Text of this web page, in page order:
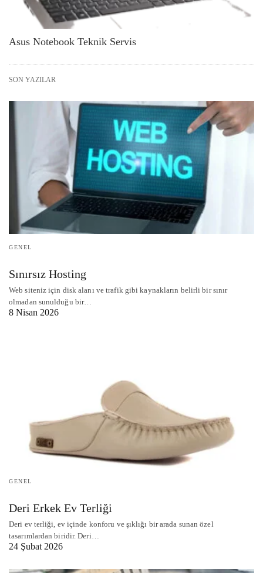
Asus Notebook Teknik Servis
SON YAZILAR
GENEL
Sınırsız Hosting
Web siteniz için disk alanı ve trafik gibi kaynakların belirli bir sınır
olmadan sunulduğu bir…
8 Nisan 2026
GENEL
Deri Erkek Ev Terliği
Deri ev terliği, ev içinde konforu ve şıklığı bir arada sunan özel
tasarımlardan biridir. Deri…
24 Şubat 2026